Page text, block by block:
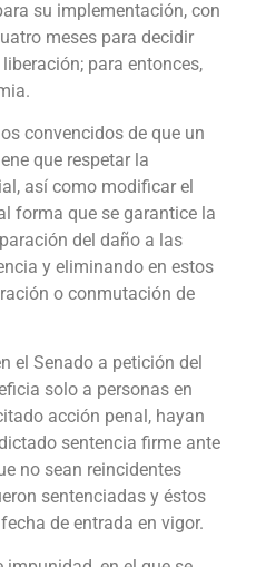
su implementación, con
meses para decidir
para entonces,
convencidos de que un
que respetar la
así como modificar el
forma que se garantice la
del daño a las
y eliminando en estos
o conmutación de
el Senado a petición del
solo a personas en
acción penal, hayan
sentencia firme ante
no sean reincidentes
sentenciadas y éstos
de entrada en vigor.